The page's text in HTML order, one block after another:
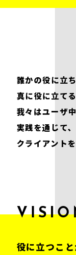
誰かの役に立
真に役に立て
我々はユーザ
実践を通じて、
クライアント
役に立つこ